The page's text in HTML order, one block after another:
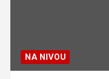
NA NIVOU